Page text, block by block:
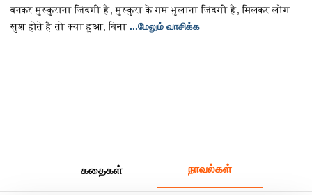
बनकर मुस्कुराना जिंदगी है, मुस्कुरा के गम भुलाना जिंदगी है, मिलकर लोग
खुश होते है तो क्या हुआ, बिना ...மேலும் வாசிக்க
கதைகள் நாவல்கள்